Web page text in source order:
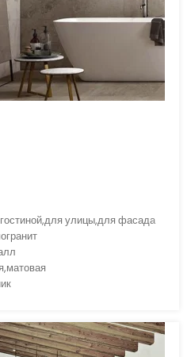
улицы,для фасада